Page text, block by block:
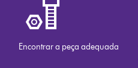
Encontrar a peça adequada